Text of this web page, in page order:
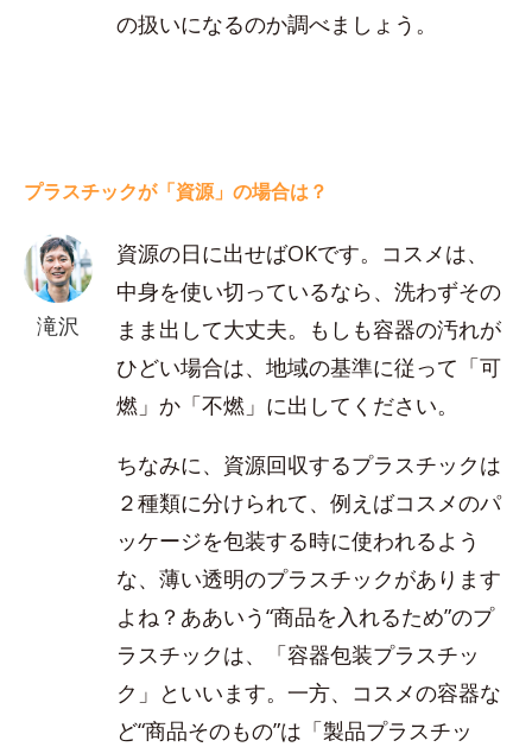
の扱いになるのか調べましょう。
プラスチックが「資源」の場合は？
滝沢
資源の日に出せばOKです。コスメは、
中身を使い切っているなら、洗わずその
まま出して大丈夫。もしも容器の汚れが
ひどい場合は、地域の基準に従って「可
燃」か「不燃」に出してください。
ちなみに、資源回収するプラスチックは
２種類に分けられて、例えばコスメのパ
ッケージを包装する時に使われるよう
な、薄い透明のプラスチックがあります
よね？ああいう“商品を入れるため”のプ
ラスチックは、「容器包装プラスチッ
ク」といいます。一方、コスメの容器な
ど“商品そのもの”は「製品プラスチッ